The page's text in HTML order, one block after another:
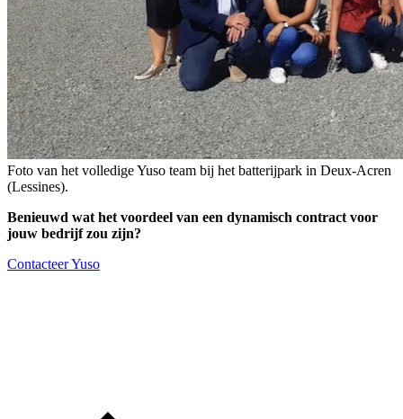
Foto van het volledige Yuso team bij het batterijpark in Deux-Acren
(Lessines).
Benieuwd wat het voordeel van een dynamisch contract voor
jouw bedrijf zou zijn?
Contacteer Yuso